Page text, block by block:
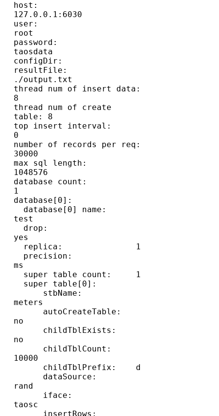
host:
127.0.0.1:6030
user:
root
password:
taosdata
configDir:
resultFile:
./output.txt
thread num of insert data:
8
thread num of create
table: 8
top insert interval:
0
number of records per req:
30000
max sql length:
1048576
database count:
1
database[0]:
test
yes
ms
meters
no
no
10000
rand
taosc